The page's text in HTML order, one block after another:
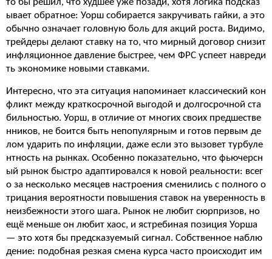
то бы решил, что худшее уже позади, хотя логика подсказ
ывает обратное: Уорш собирается закручивать гайки, а это
обычно означает головную боль для акций роста. Видимо,
трейдеры делают ставку на то, что мирный договор снизит
инфляционное давление быстрее, чем ФРС успеет навреди
ть экономике новыми ставками.
Интересно, что эта ситуация напоминает классический кон
фликт между краткосрочной выгодой и долгосрочной ста
бильностью. Уорш, в отличие от многих своих предшестве
нников, не боится быть непопулярным и готов первым де
лом ударить по инфляции, даже если это вызовет турбуле
нтность на рынках. Особенно показательно, что фьючерсн
ый рынок быстро адаптировался к новой реальности: всег
о за несколько месяцев настроения сменились с полного о
трицания вероятности повышения ставок на уверенность в
неизбежности этого шага. Рынок не любит сюрпризов, но
ещё меньше он любит хаос, и ястребиная позиция Уорша
— это хотя бы предсказуемый сигнал. Собственное наблю
дение: подобная резкая смена курса часто происходит им